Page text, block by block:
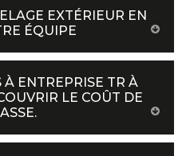
EXTÉRIEUR EN
ÉQUIPE
ENTREPRISE TR À
LE COÛT DE